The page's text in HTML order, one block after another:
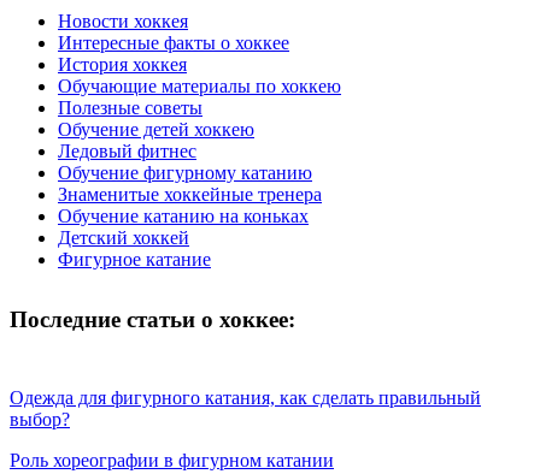
Новости хоккея
Интересные факты о хоккее
История хоккея
Обучающие материалы по хоккею
Полезные советы
Обучение детей хоккею
Ледовый фитнес
Обучение фигурному катанию
Знаменитые хоккейные тренера
Обучение катанию на коньках
Детский хоккей
Фигурное катание
Последние статьи о хоккее:
Одежда для фигурного катания, как сделать правильный
выбор?
Роль хореографии в фигурном катании